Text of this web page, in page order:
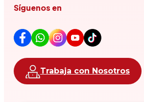
Síguenos en
Trabaja con Nosotros